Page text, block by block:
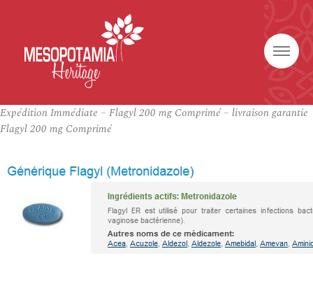
Expédition Immédiate – Flagyl 200 mg Comprimé – livraison garantie
Flagyl 200 mg Comprimé